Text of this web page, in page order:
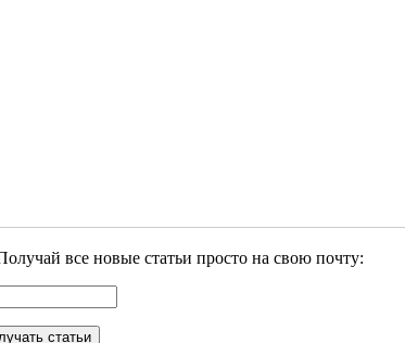
все новые статьи просто на свою почту: